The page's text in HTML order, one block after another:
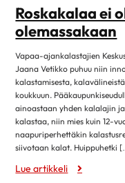
Ruoka ja
Ruokaohjeita
Terveellinen
Sydän.fi
Ajankohtaista
Sydän2020
Sydänsairaudet
Eteisvärinä
elokuu 2024
huhtikuu 2024
maaliskuu 2024
helmikuu 2024
tammikuu 2024
joulukuu 2023
marraskuu 2023
Roskakalaa ei
olemassakaan
Vapaa-ajankalastajien
Jaana Vetikko puhuu niin
kalastamisesta,
koukkuun.
ainoastaan yhden kalalajin
kalastaa, niin mies kuin 12-
naapuriperhettäkin
siivotaan kalat. Huippuhetki
Lue artikkeli